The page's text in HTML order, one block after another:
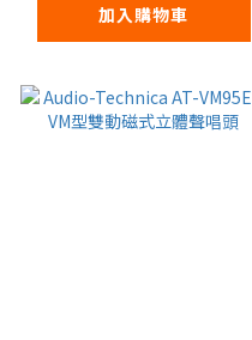
加入購物車